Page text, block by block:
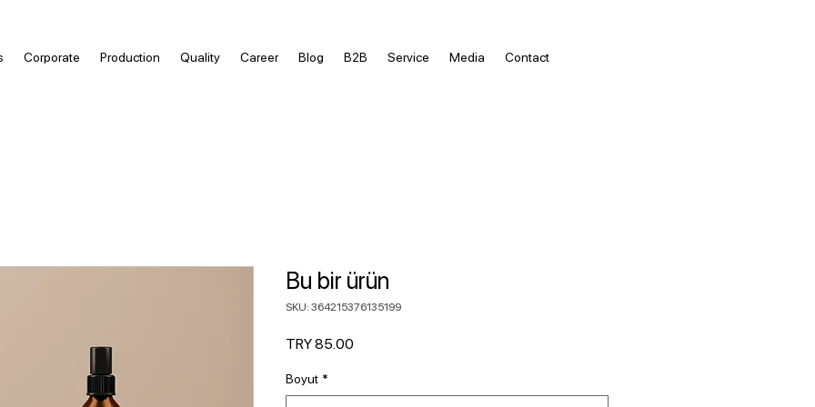
Corporate Production Quality Career Blog B2B Service Media Contact
Bu bir ürün
SKU: 364215376135199
TRY 85.00
Boyut *